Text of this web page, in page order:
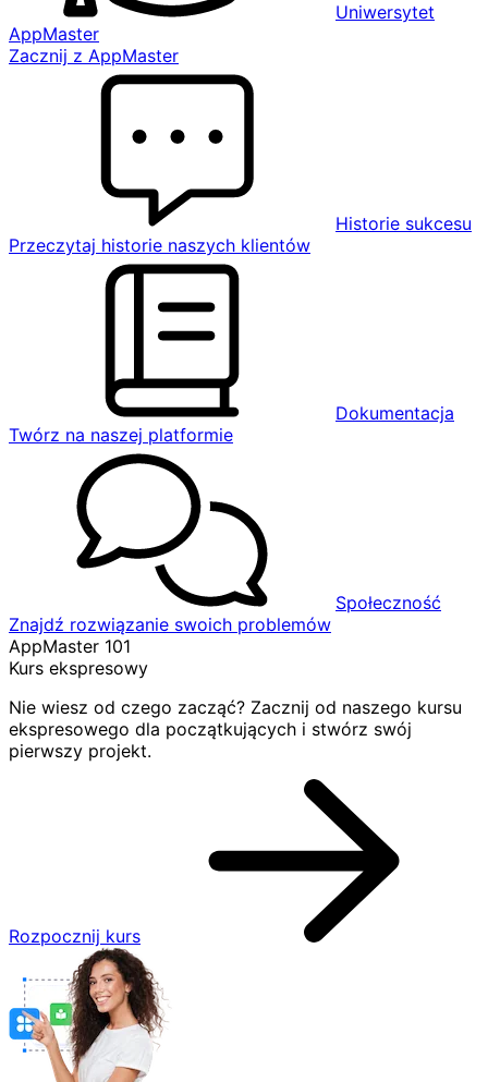
Uniwersytet
AppMaster
Zacznij z AppMaster
Historie sukcesu
Przeczytaj historie naszych klientów
Dokumentacja
Twórz na naszej platformie
Społeczność
Znajdź rozwiązanie swoich problemów
AppMaster 101
Kurs ekspresowy
Nie wiesz od czego zacząć? Zacznij od naszego kursu
ekspresowego dla początkujących i stwórz swój
pierwszy projekt.
Rozpocznij kurs